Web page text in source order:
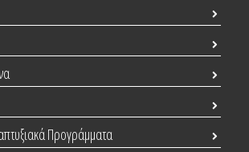
Προγράμματα